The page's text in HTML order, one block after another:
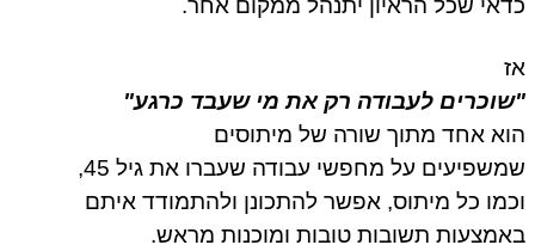
שכל הראיון יתנהל ממקום אחר.
לעבודה רק את מי שעבד כרגע"
אחד מתוך שורה של מיתוסים
על מחפשי עבודה שעברו את גיל 45,
כל מיתוס, אפשר להתכונן ולהתמודד איתם
תשובות טובות ומוכנות מראש.